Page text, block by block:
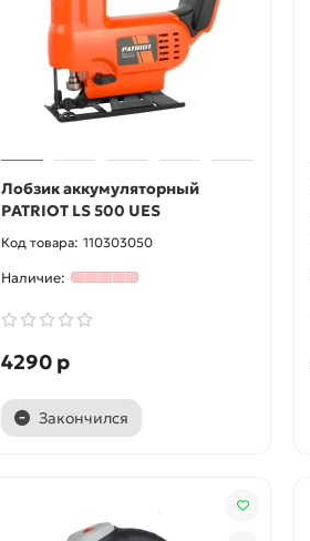
Лобзик аккумуляторный
PATRIOT LS 500 UES
110303050
4290 р
Закончился